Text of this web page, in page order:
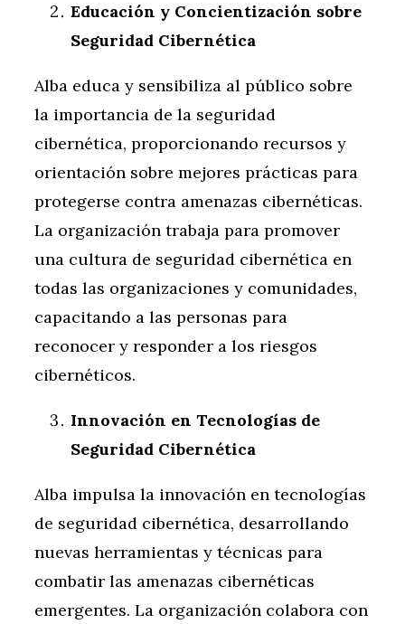
Educación y Concientización sobre
Seguridad Cibernética
Alba educa y sensibiliza al público sobre
la importancia de la seguridad
cibernética, proporcionando recursos y
orientación sobre mejores prácticas para
protegerse contra amenazas cibernéticas.
La organización trabaja para promover
una cultura de seguridad cibernética en
todas las organizaciones y comunidades,
capacitando a las personas para
reconocer y responder a los riesgos
cibernéticos.
Innovación en Tecnologías de
Seguridad Cibernética
Alba impulsa la innovación en tecnologías
de seguridad cibernética, desarrollando
nuevas herramientas y técnicas para
combatir las amenazas cibernéticas
emergentes. La organización colabora con